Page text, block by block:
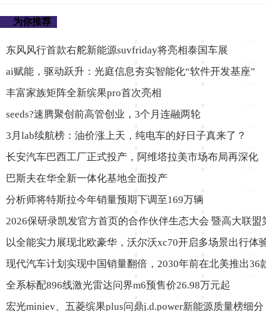
为你推荐
东风风行首款右舵新能源suvfriday将亮相泰国车展
ai赋能，驱动跃升：光庭信息夯实智能化“软件开发基座”
丰富家族矩阵全新缤果pro首次亮相
seeds?速腾聚创前高管创业，3个月连融两轮
3月lab续航榜：油价涨上天，纯电车的好日子真来了？
长安汽车巴西工厂正式投产，阿维塔拉美市场布局再深化
巴斯夫在华全新一体化基地全面投产
分析师将特斯拉今年销量预期下调至169万辆
2026保研录凯发官方首页的合作伙伴生态大会 暨高大联
以全能实力展现北欧豪华，沃尔沃xc70开启多场景出行体
现代汽车计划实现中国销量翻倍，2030年前在北美推出36
全系标配896线激光雷达问界m6预售价26.98万元起
宏光miniev、五菱缤果plus问鼎j.d.power新能源质量榜细分